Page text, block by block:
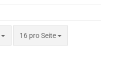
16 pro Seite
pro Seite